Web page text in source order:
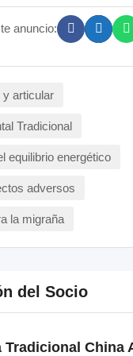
anuncio:
articular
Tradicional
equilibrio energético
adversos
la migraña
del Socio
Tradicional China